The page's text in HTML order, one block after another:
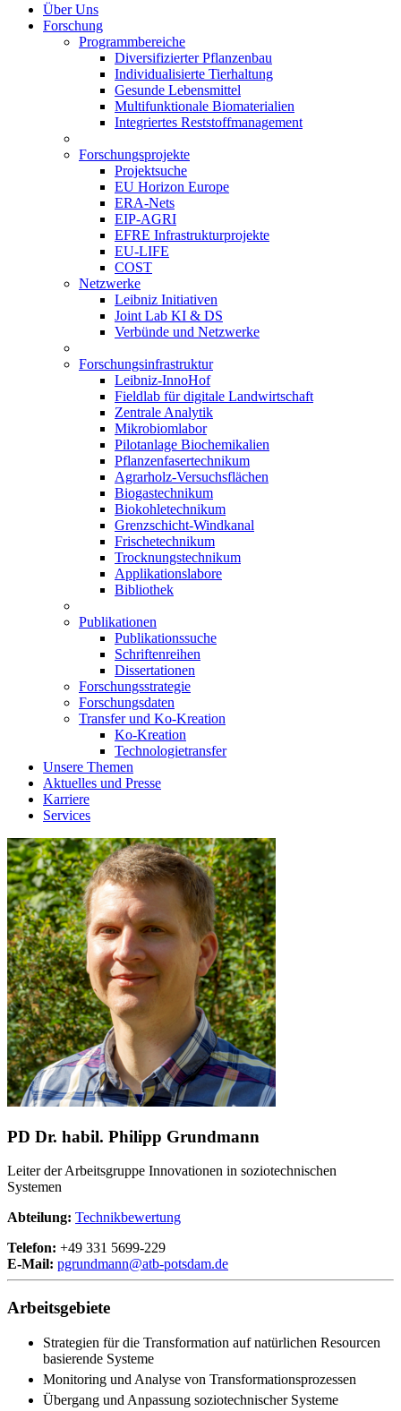
Über Uns
Forschung
Programmbereiche
Diversifizierter Pflanzenbau
Individualisierte Tierhaltung
Gesunde Lebensmittel
Multifunktionale Biomaterialien
Integriertes Reststoffmanagement
Forschungsprojekte
Projektsuche
EU Horizon Europe
ERA-Nets
EIP-AGRI
EFRE Infrastrukturprojekte
EU-LIFE
COST
Netzwerke
Leibniz Initiativen
Joint Lab KI & DS
Verbünde und Netzwerke
Forschungsinfrastruktur
Leibniz-InnoHof
Fieldlab für digitale Landwirtschaft
Zentrale Analytik
Mikrobiomlabor
Pilotanlage Biochemikalien
Pflanzenfasertechnikum
Agrarholz-Versuchsflächen
Biogastechnikum
Biokohletechnikum
Grenzschicht-Windkanal
Frischetechnikum
Trocknungstechnikum
Applikationslabore
Bibliothek
Publikationen
Publikationssuche
Schriftenreihen
Dissertationen
Forschungsstrategie
Forschungsdaten
Transfer und Ko-Kreation
Ko-Kreation
Technologietransfer
Unsere Themen
Aktuelles und Presse
Karriere
Services
PD Dr. habil. Philipp Grundmann
Leiter der Arbeitsgruppe Innovationen in soziotechnischen
Systemen
Abteilung: Technikbewertung
Telefon: +49 331 5699-229
E-Mail: pgrundmann@atb-potsdam.de
Arbeitsgebiete
Strategien für die Transformation auf natürlichen Resourcen
basierende Systeme
Monitoring und Analyse von Transformationsprozessen
Übergang und Anpassung soziotechnischer Systeme